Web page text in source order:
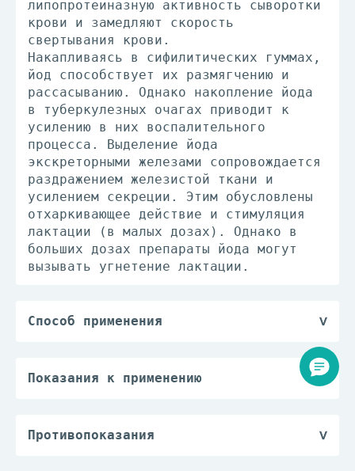
липопротеиназную активность сыворотки
крови и замедляют скорость
свертывания крови.
Накапливаясь в сифилитических гуммах,
йод способствует их размягчению и
рассасыванию. Однако накопление йода
в туберкулезных очагах приводит к
усилению в них воспалительного
процесса. Выделение йода
экскреторными железами сопровождается
раздражением железистой ткани и
усилением секреции. Этим обусловлены
отхаркивающее действие и стимуляция
лактации (в малых дозах). Однако в
больших дозах препараты йода могут
вызывать угнетение лактации.
Способ применения
Внутрь, растворив в молоке, после еды
сутки по 30 дней 2–3 раза в год; для
Показания к применению
отвлекающее средство), атеросклероз,
Противопоказания